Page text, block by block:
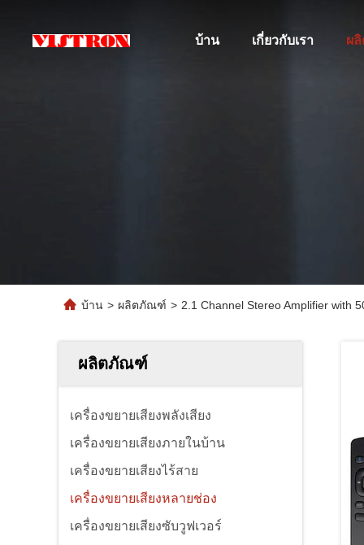
บ้าน เกี่ยวกับเรา ผ
บ้าน > ผลิตภัณฑ์ > 2.1 Channel Stereo Amplifier with
ผลิตภัณฑ์
เครื่องขยายเสียงพลังเสียง
เครื่องขยายเสียงภายในบ้าน
เครื่องขยายเสียงไร้สาย
เครื่องขยายเสียงหลายช่อง
เครื่องขยายเสียงซับวูฟเวอร์